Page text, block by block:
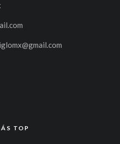
TOP